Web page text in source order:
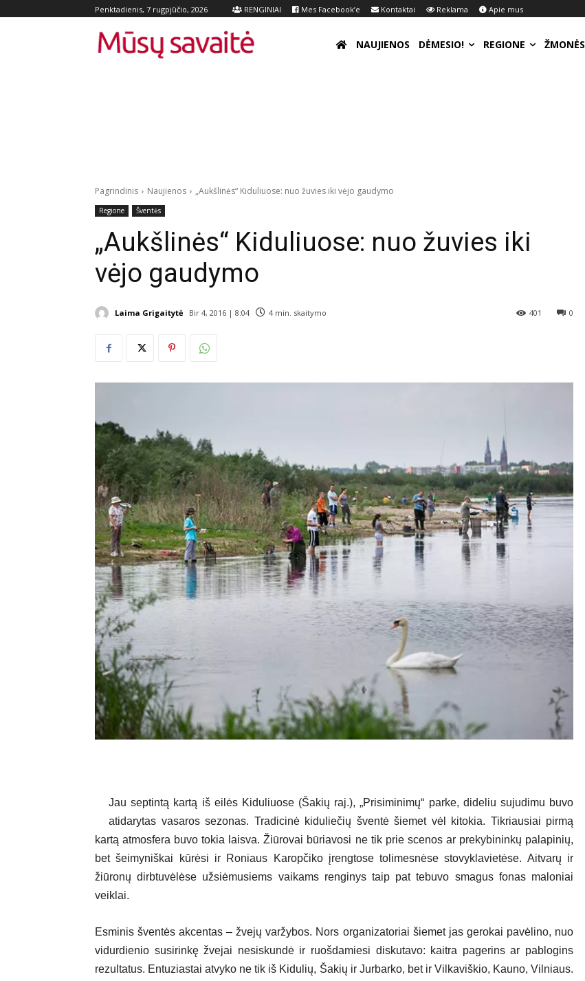
Penktadienis, 7 rugpjūčio, 2026 RENGINIAI Mes Facebook’e Kontaktai Reklama Apie mus
NAUJIENOS DĖMESIO! REGIONE ŽMONĖS
Pagrindinis Naujienos „Aukšlinės“ Kiduliuose: nuo žuvies iki vėjo gaudymo
Regione Šventės
„Aukšlinės“ Kiduliuose: nuo žuvies iki
vėjo gaudymo
Laima Grigaitytė Bir 4, 2016 | 8:04 4 min. skaitymo 0
401
Jau septintą kartą iš eilės Kiduliuose (Šakių raj.), „Prisiminimų“ parke, dideliu sujudimu buvo
atidarytas vasaros sezonas. Tradicinė kiduliečių šventė šiemet vėl kitokia. Tikriausiai pirmą
kartą atmosfera buvo tokia laisva. Žiūrovai būriavosi ne tik prie scenos ar prekybininkų palapinių,
bet šeimyniškai kūrėsi ir Roniaus Karopčiko įrengtose tolimesnėse stovyklavietėse. Aitvarų ir
žiūronų dirbtuvėlėse užsiėmusiems vaikams renginys taip pat tebuvo smagus fonas maloniai
veiklai.
Esminis šventės akcentas – žvejų varžybos. Nors organizatoriai šiemet jas gerokai pavėlino, nuo
vidurdienio susirinkę žvejai nesiskundė ir ruošdamiesi diskutavo: kaitra pagerins ar pablogins
rezultatus. Entuziastai atvyko ne tik iš Kidulių, Šakių ir Jurbarko, bet ir Vilkaviškio, Kauno, Vilniaus.